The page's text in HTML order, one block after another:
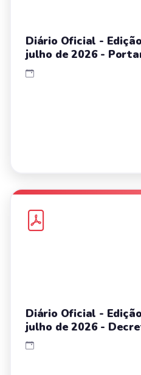
Diário Oficial -
julho de 2026 -
Diário Oficial -
julho de 2026 -